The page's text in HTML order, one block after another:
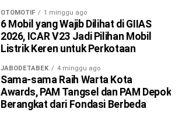
OTOMOTIF 1 minggu ago
6 Mobil yang Wajib Dilihat di GIIAS
2026, ICAR V23 Jadi Pilihan Mobil
Listrik Keren untuk Perkotaan
JABODETABEK 4 minggu ago
Sama-sama Raih Warta Kota
Awards, PAM Tangsel dan PAM Depok
Berangkat dari Fondasi Berbeda